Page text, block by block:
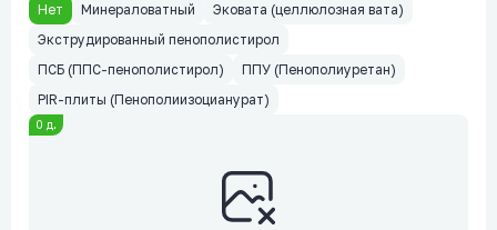
0 д.
Нет Минераловатный
Эковата (целлюлозная вата)
Экструдированный пенополистирол
ПСБ (ППС-пенополистирол)
ППУ (Пенополиуретан)
PIR-плиты (Пенополиизоцианурат)